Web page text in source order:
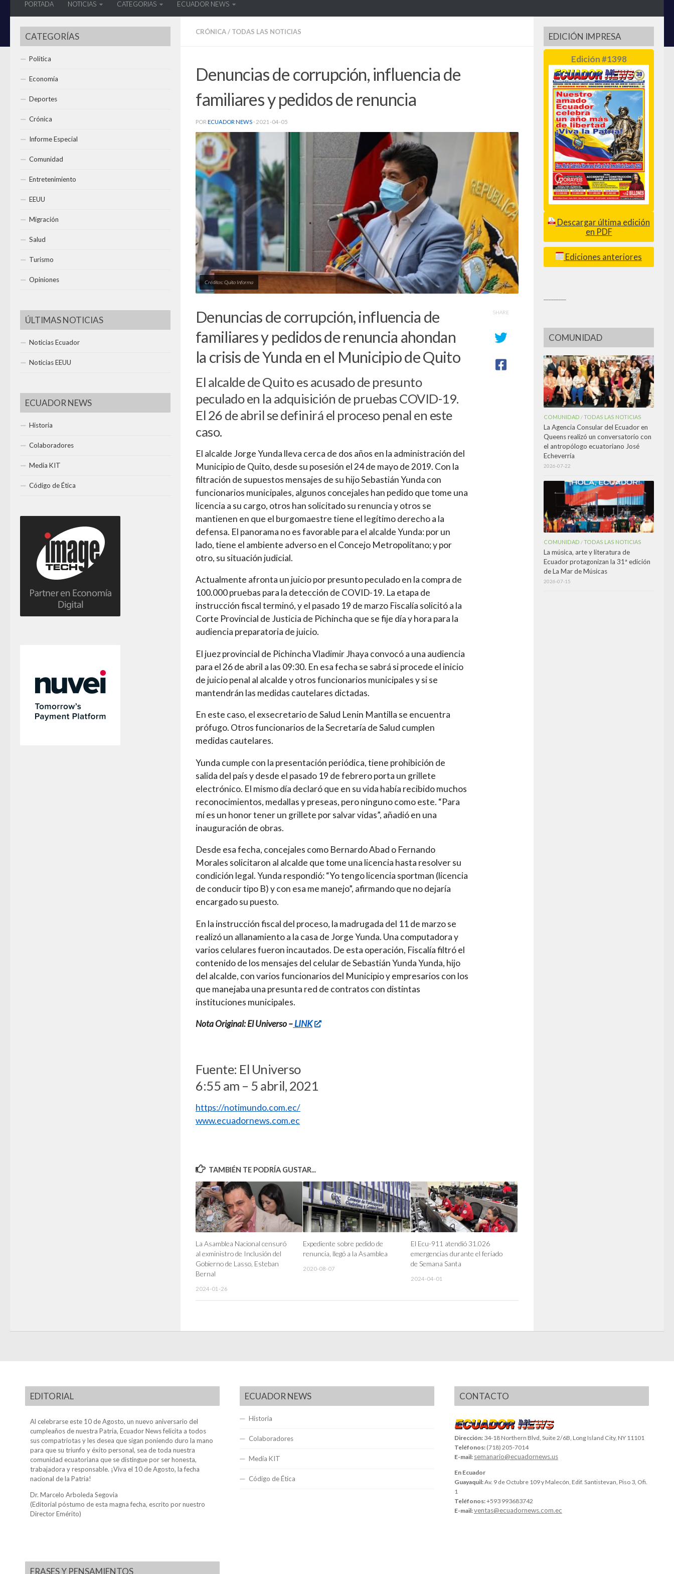
PORTADA NOTICIAS CATEGORIAS ECUADOR NEWS
CRÓNICA/ TODAS LAS NOTICIAS
Denuncias de corrupción, influencia de
familiares y pedidos de renuncia
POR ECUADOR NEWS · 2021-04-05
Créditos: Quito Informa
Denuncias de corrupción, influencia de
familiares y pedidos de renuncia ahondan
la crisis de Yunda en el Municipio de Quito
El alcalde de Quito es acusado de presunto
peculado en la adquisición de pruebas COVID-19.
El 26 de abril se definirá el proceso penal en este
caso.
El alcalde Jorge Yunda lleva cerca de dos años en la administración del
Municipio de Quito, desde su posesión el 24 de mayo de 2019. Con la
filtración de supuestos mensajes de su hijo Sebastián Yunda con
funcionarios municipales, algunos concejales han pedido que tome una
licencia a su cargo, otros han solicitado su renuncia y otros se
mantienen en que el burgomaestre tiene el legítimo derecho a la
defensa. El panorama no es favorable para el alcalde Yunda: por un
lado, tiene el ambiente adverso en el Concejo Metropolitano; y por
otro, su situación judicial.
Actualmente afronta un juicio por presunto peculado en la compra de
100.000 pruebas para la detección de COVID-19. La etapa de
instrucción fiscal terminó, y el pasado 19 de marzo Fiscalía solicitó a la
Corte Provincial de Justicia de Pichincha que se fije día y hora para la
audiencia preparatoria de juicio.
El juez provincial de Pichincha Vladimir Jhaya convocó a una audiencia
para el 26 de abril a las 09:30. En esa fecha se sabrá si procede el inicio
de juicio penal al alcalde y otros funcionarios municipales y si se
mantendrán las medidas cautelares dictadas.
En este caso, el exsecretario de Salud Lenin Mantilla se encuentra
prófugo. Otros funcionarios de la Secretaría de Salud cumplen
medidas cautelares.
Yunda cumple con la presentación periódica, tiene prohibición de
salida del país y desde el pasado 19 de febrero porta un grillete
electrónico. El mismo día declaró que en su vida había recibido muchos
reconocimientos, medallas y preseas, pero ninguno como este. “Para
mí es un honor tener un grillete por salvar vidas”, añadió en una
inauguración de obras.
Desde esa fecha, concejales como Bernardo Abad o Fernando
Morales solicitaron al alcalde que tome una licencia hasta resolver su
condición legal. Yunda respondió: “Yo tengo licencia sportman (licencia
de conducir tipo B) y con esa me manejo”, afirmando que no dejaría
encargado su puesto.
En la instrucción fiscal del proceso, la madrugada del 11 de marzo se
realizó un allanamiento a la casa de Jorge Yunda. Una computadora y
varios celulares fueron incautados. De esta operación, Fiscalía filtró el
contenido de los mensajes del celular de Sebastián Yunda Yunda, hijo
del alcalde, con varios funcionarios del Municipio y empresarios con los
que manejaba una presunta red de contratos con distintas
instituciones municipales.
Nota Original: El Universo –LINK
Fuente: El Universo
6:55 am – 5 abril, 2021
https://notimundo.com.ec/
www.ecuadornews.com.ec
SHARE
TAMBIÉN TE PODRÍA GUSTAR...
La Asamblea Nacional censuró
al exministro de Inclusión del
Gobierno de Lasso, Esteban
Bernal
2024-01-26
Expediente sobre pedido de
renuncia, llegó a la Asamblea
2020-08-07
El Ecu-911 atendió 31.026
emergencias durante el feriado
de Semana Santa
2024-04-01
CATEGORÍAS
Política
Economía
Deportes
Crónica
Informe Especial
Comunidad
Entretenimiento
EEUU
Migración
Salud
Turismo
Opiniones
ÚLTIMAS NOTICIAS
Noticias Ecuador
Noticias EEUU
ECUADOR NEWS
Historia
Colaboradores
Media KIT
Código de Ética
EDICIÓN IMPRESA
Edición #1398
Descargar última edición
en PDF
Ediciones anteriores
COMUNIDAD
COMUNIDAD /TODAS LAS NOTICIAS
La Agencia Consular del Ecuador en
Queens realizó un conversatorio con
el antropólogo ecuatoriano José
Echeverría
2026-07-22
COMUNIDAD /TODAS LAS NOTICIAS
La música, arte y literatura de
Ecuador protagonizan la 31ª edición
de La Mar de Músicas
2026-07-15
EDITORIAL
Al celebrarse este 10 de Agosto, un nuevo aniversario del
cumpleaños de nuestra Patria, Ecuador News felicita a todos
sus compatriotas y les desea que sigan poniendo duro la mano
para que su triunfo y éxito personal, sea de toda nuestra
comunidad ecuatoriana que se distingue por ser honesta,
trabajadora y responsable. ¡Viva el 10 de Agosto, la fecha
nacional de la Patria!
Dr. Marcelo Arboleda Segovia
(Editorial póstumo de esta magna fecha, escrito por nuestro
Director Emérito)
FRASES Y PENSAMIENTOS
ECUADOR NEWS
Historia
Colaboradores
Media KIT
Código de Ética
CONTACTO
Dirección: 34-18 Northern Blvd, Suite 2/6B, Long Island City, NY 11101
Teléfonos: (718) 205-7014
E-mail: semanario@ecuadornews.us
En Ecuador
Guayaquil:Av. 9 de Octubre 109 y Malecón, Edif. Santistevan, Piso 3, Ofi.
1
Teléfonos:+593 993683742
E-mail:ventas@ecuadornews.com.ec